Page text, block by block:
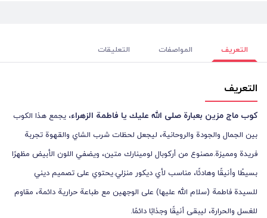
التعريف المواصفات التعليقات
التعريف
كوب ماج مزين بعبارة صلى الله عليك يا فاطمة الزهراء، يجمع هذا الكوب
بين الجمال والجودة والروحانية، ليجعل لحظات شرب الشاي والقهوة تجربة
فريدة ومميزة.مصنوع من أركوبال لومينارك متين، ويضفي اللون الأبيض مظهرًا
بسيطًا وأنيقًا وهادئًا، مناسب لأي ديكور منزلي.يحتوي على تصميم ديني
للسيدة فاطمة (سلام الله عليها) على الوجهين مع طباعة حرارية دائمة، مقاوم
للغسل والحرارة، ليبقى أنيقًا وجذابًا دائمًا.